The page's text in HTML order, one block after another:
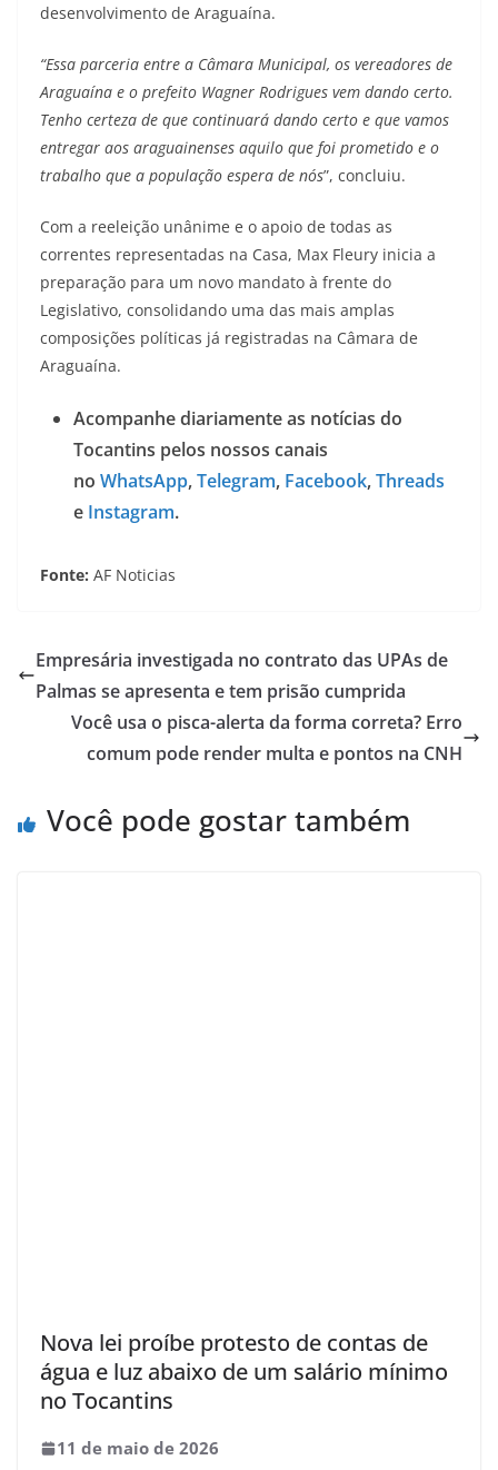
desenvolvimento de Araguaína.
“Essa parceria entre a Câmara Municipal, os vereadores de
Araguaína e o prefeito Wagner Rodrigues vem dando certo.
Tenho certeza de que continuará dando certo e que vamos
entregar aos araguainenses aquilo que foi prometido e o
trabalho que a população espera de nós”, concluiu.
Com a reeleição unânime e o apoio de todas as
correntes representadas na Casa, Max Fleury inicia a
preparação para um novo mandato à frente do
Legislativo, consolidando uma das mais amplas
composições políticas já registradas na Câmara de
Araguaína.
Acompanhe diariamente as notícias do
Tocantins pelos nossos canais
no WhatsApp,Telegram, Facebook,Threads
e Instagram.
Fonte: AF Noticias
Empresária investigada no contrato das UPAs de
Palmas se apresenta e tem prisão cumprida
Você usa o pisca-alerta da forma correta? Erro
comum pode render multa e pontos na CNH
Você pode gostar também
Nova lei proíbe protesto de contas de
água e luz abaixo de um salário mínimo
no Tocantins
11 de maio de 2026